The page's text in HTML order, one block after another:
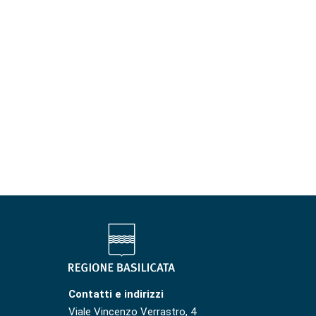
Contatti e indirizzi
Viale Vincenzo Verrastro, 4